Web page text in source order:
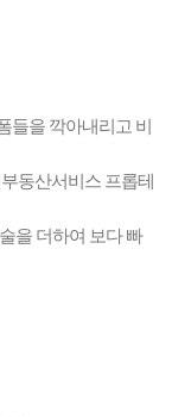
들을 깍아내리고 비
동산서비스 프롭테
을 더하여 보다 빠